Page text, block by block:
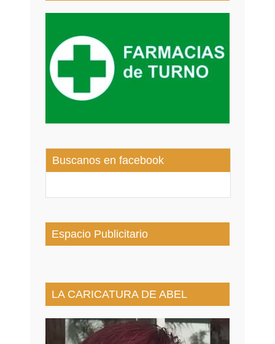
Buscanos en facebook
Espacio Publicitario
LA CARICATURA DE ABEL